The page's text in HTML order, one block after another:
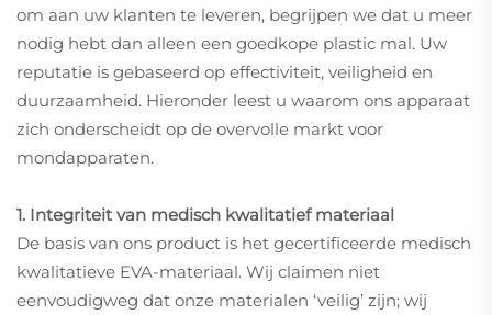
om aan uw klanten te leveren, begrijpen we dat u meer
nodig hebt dan alleen een goedkope plastic mal. Uw
reputatie is gebaseerd op effectiviteit, veiligheid en
duurzaamheid. Hieronder leest u waarom ons apparaat
zich onderscheidt op de overvolle markt voor
mondapparaten.
1. Integriteit van medisch kwalitatief materiaal
De basis van ons product is het gecertificeerde medisch
kwalitatieve EVA-materiaal. Wij claimen niet
eenvoudigweg dat onze materialen ‘veilig’ zijn; wij